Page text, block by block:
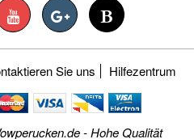
Sie uns Hilfezentrum
- Hohe Qualität